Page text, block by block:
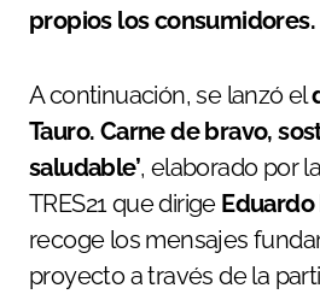
propios los consumidores.
A continuación, se lanzó el
Tauro. Carne de bravo,
saludable’, elaborado por
TRES21 que dirige
recoge los mensajes
proyecto a través de la